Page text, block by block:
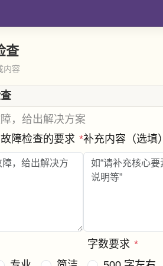
查
内容
，给出解决方案
障检查的要求 *补充内容（选填）
字数要求 *